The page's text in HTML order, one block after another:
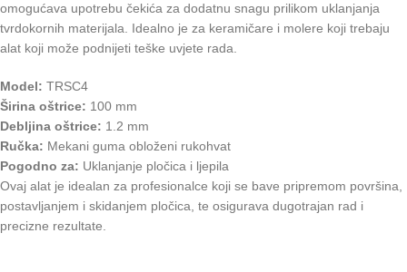
omogućava upotrebu čekića za dodatnu snagu prilikom uklanjanja
tvrdokornih materijala. Idealno je za keramičare i molere koji trebaju
alat koji može podnijeti teške uvjete rada.
Model: TRSC4
Širina oštrice: 100 mm
Debljina oštrice: 1.2 mm
Ručka: Mekani guma obloženi rukohvat
Pogodno za: Uklanjanje pločica i ljepila
Ovaj alat je idealan za profesionalce koji se bave pripremom površina,
postavljanjem i skidanjem pločica, te osigurava dugotrajan rad i
precizne rezultate.